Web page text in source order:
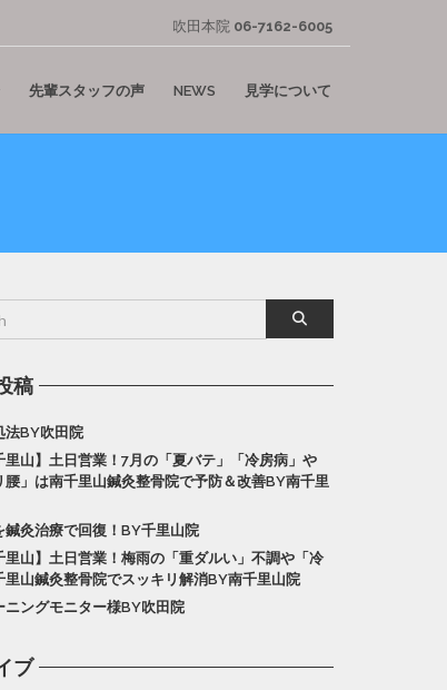
吹田本院 06-7162-6005
先輩スタッフの声 NEWS 見学について
稿
法BY吹田院
里山】土日営業！7月の「夏バテ」「冷房病」や
腰」は南千里山鍼灸整骨院で予防＆改善BY南千里
鍼灸治療で回復！BY千里山院
里山】土日営業！梅雨の「重ダルい」不調や「冷
里山鍼灸整骨院でスッキリ解消BY南千里山院
ニングモニター様BY吹田院
ブ